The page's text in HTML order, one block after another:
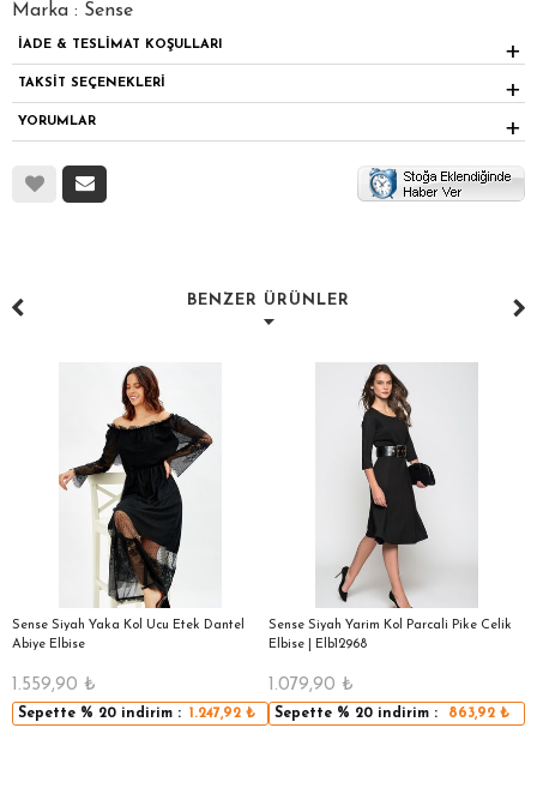
Marka : Sense
İADE & TESLİMAT KOŞULLARI
TAKSİT SEÇENEKLERİ
YORUMLAR
BENZER ÜRÜNLER
Sense Siyah Yaka Kol Ucu Etek Dantel
Abiye Elbise
1.559,90 ₺
Sepette % 20 indirim : 1.247,92₺
Sense Siyah Yarim Kol Parcali Pike Celik
Elbise | Elb12968
1.079,90 ₺
Sepette % 20 indirim : 863,92₺